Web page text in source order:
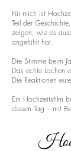
Für mich ist
Teil der
zeigen, wie es
angefühlt hat.
Die Stimme beim
Das echte Lachen
Die Reaktionen
Ein Hochzeitsfilm
diesen Tag – mit